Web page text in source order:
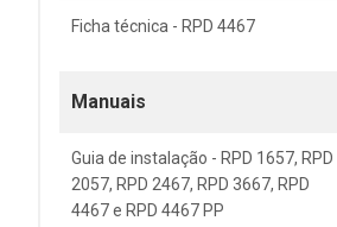
Ficha técnica - RPD 4467
Manuais
Guia de instalação - RPD 1657, RPD
2057, RPD 2467, RPD 3667, RPD
4467 e RPD 4467 PP